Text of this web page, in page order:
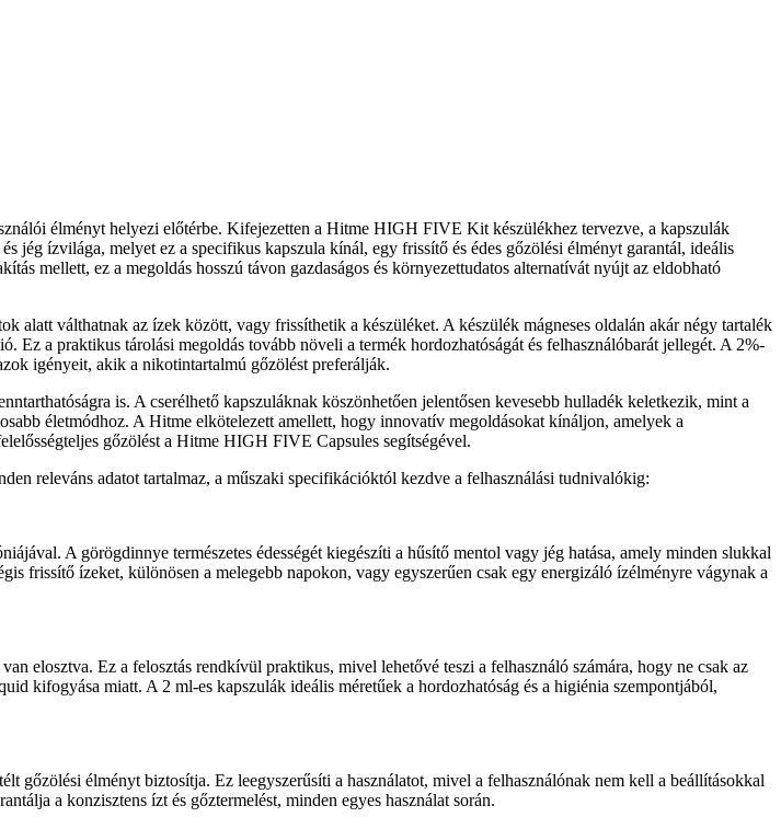
élményt helyezi előtérbe. Kifejezetten a Hitme HIGH FIVE Kit készülékhez tervezve, a kapszulák
jég ízvilága, melyet ez a specifikus kapszula kínál, egy frissítő és édes gőzölési élményt garantál, ideális
mellett, ez a megoldás hosszú távon gazdaságos és környezettudatos alternatívát nyújt az eldobható
alatt válthatnak az ízek között, vagy frissíthetik a készüléket. A készülék mágneses oldalán akár négy tartalék
a praktikus tárolási megoldás tovább növeli a termék hordozhatóságát és felhasználóbarát jellegét. A 2%-
igényeit, akik a nikotintartalmú gőzölést preferálják.
is. A cserélhető kapszuláknak köszönhetően jelentősen kevesebb hulladék keletkezik, mint a
életmódhoz. A Hitme elkötelezett amellett, hogy innovatív megoldásokat kínáljon, amelyek a
gőzölést a Hitme HIGH FIVE Capsules segítségével.
releváns adatot tartalmaz, a műszaki specifikációktól kezdve a felhasználási tudnivalókig:
A görögdinnye természetes édességét kiegészíti a hűsítő mentol vagy jég hatása, amely minden slukkal
frissítő ízeket, különösen a melegebb napokon, vagy egyszerűen csak egy energizáló ízélményre vágynak a
elosztva. Ez a felosztás rendkívül praktikus, mivel lehetővé teszi a felhasználó számára, hogy ne csak az
kifogyása miatt. A 2 ml-es kapszulák ideális méretűek a hordozhatóság és a higiénia szempontjából,
gőzölési élményt biztosítja. Ez leegyszerűsíti a használatot, mivel a felhasználónak nem kell a beállításokkal
a konzisztens ízt és gőztermelést, minden egyes használat során.